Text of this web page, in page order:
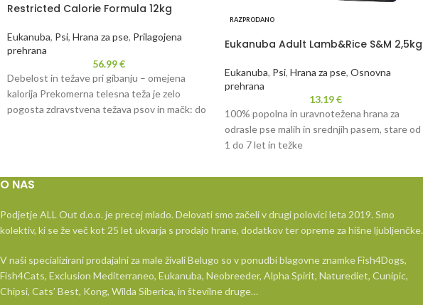
Restricted Calorie Formula 12kg
Eukanuba, Psi, Hrana za pse, Prilagojena
prehrana
56.99€
Debelost in težave pri gibanju – omejena
kalorija Prekomerna telesna teža je zelo
pogosta zdravstvena težava psov in mačk: do
RAZPRODANO
Eukanuba Adult Lamb&Rice S&M 2,5kg
Eukanuba, Psi, Hrana za pse, Osnovna
prehrana
13.19€
100% popolna in uravnotežena hrana za
odrasle pse malih in srednjih pasem, stare od
1 do 7 let in težke
O NAS
Podjetje ALL Out d.o.o. je precej mlado. Delovati smo začeli v drugi polovici leta 2019. Smo
kolektiv, ki se že več kot 25 let ukvarja s prodajo hrane, dodatkov ter opreme za hišne ljubljenčke.
V naši specializirani prodajalni za male živali Belugo so v ponudbi blagovne znamke Fish4Dogs,
Fish4Cats, Exclusion Mediterraneo, Eukanuba, Neobreeder, Alpha Spirit, Naturediet, Cunipic,
Chipsi, Cats’ Best, Kong, Wilda Siberica, in številne druge…